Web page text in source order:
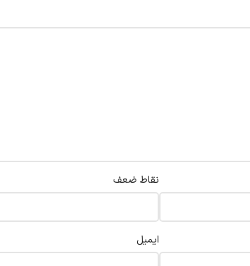
نقاط ضعف
ایمیل